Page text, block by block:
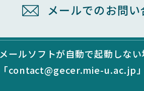
メールでのお問い
メールソフトが自動で起動しな
「contact@gecer.mie-u.ac.jp